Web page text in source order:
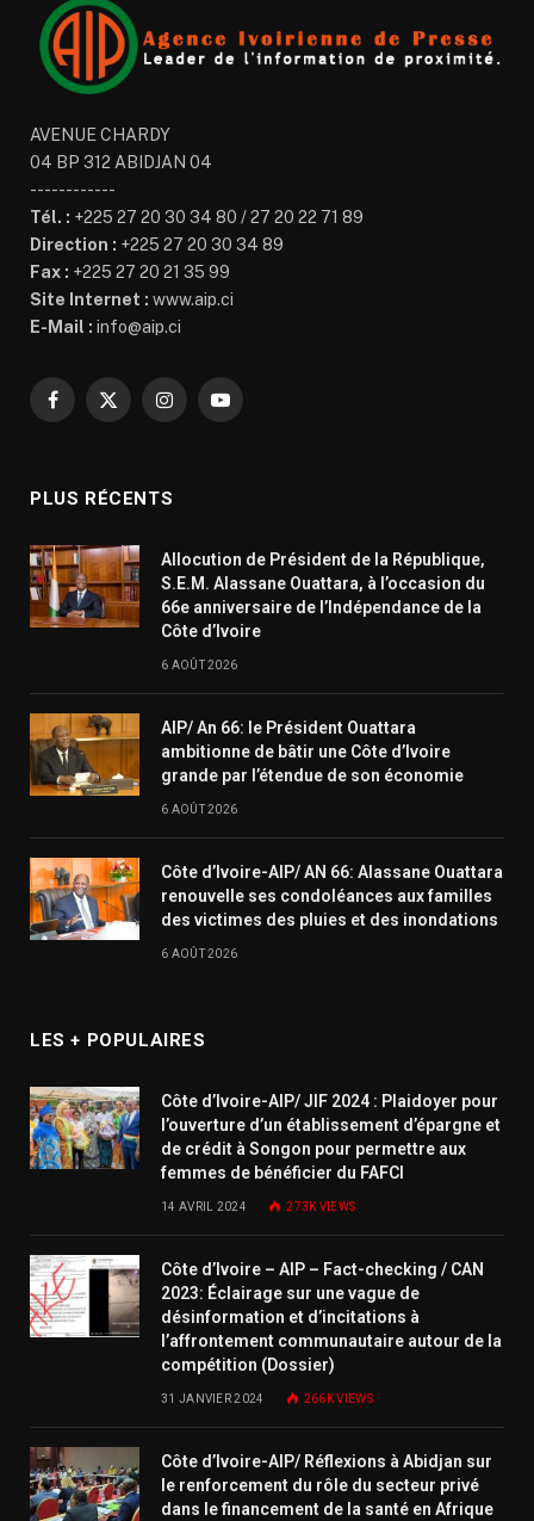
AVENUE CHARDY
04 BP 312 ABIDJAN 04
------------
Tél. : +225 27 20 30 34 80 / 27 20 22 71 89
Direction : +225 27 20 30 34 89
Fax : +225 27 20 21 35 99
Site Internet : www.aip.ci
E-Mail : info@aip.ci
Facebook
X
InstagramYouTube
PLUS RÉCENTS
Allocution de Président de la République,
S.E.M. Alassane Ouattara, à l’occasion du
66e anniversaire de l’Indépendance de la
Côte d’Ivoire
6 AOÛT 2026
AIP/ An 66: le Président Ouattara
ambitionne de bâtir une Côte d’Ivoire
grande par l’étendue de son économie
6 AOÛT 2026
Côte d’Ivoire-AIP/ AN 66: Alassane Ouattara
renouvelle ses condoléances aux familles
des victimes des pluies et des inondations
6 AOÛT 2026
LES + POPULAIRES
Côte d’Ivoire-AIP/ JIF 2024 : Plaidoyer pour
l’ouverture d’un établissement d’épargne et
de crédit à Songon pour permettre aux
femmes de bénéficier du FAFCI
14 AVRIL 2024 273K VIEWS
Côte d’Ivoire – AIP – Fact-checking / CAN
2023: Éclairage sur une vague de
désinformation et d’incitations à
l’affrontement communautaire autour de la
compétition (Dossier)
31 JANVIER 2024 266KVIEWS
Côte d’Ivoire-AIP/ Réflexions à Abidjan sur
le renforcement du rôle du secteur privé
dans le financement de la santé en Afrique